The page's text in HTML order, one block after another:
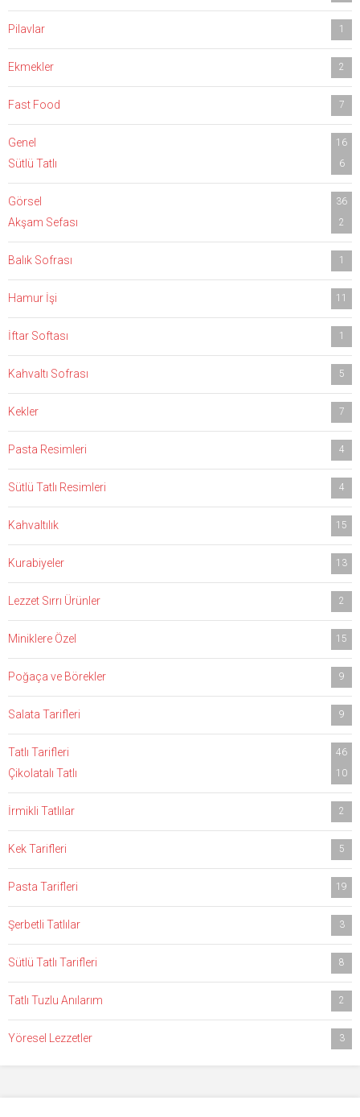
Pilavlar 1
Ekmekler 2
Fast Food 7
Genel 16
Sütlü Tatlı 6
Görsel 36
Akşam Sefası 2
Balık Sofrası 1
Hamur İşi 11
İftar Softası 1
Kahvaltı Sofrası 5
Kekler 7
Pasta Resimleri 4
Sütlü Tatlı Resimleri 4
Kahvaltılık 15
Kurabiyeler 13
Lezzet Sırrı Ürünler 2
Miniklere Özel 15
Poğaça ve Börekler 9
Salata Tarifleri 9
Tatlı Tarifleri 46
Çikolatalı Tatlı 10
İrmikli Tatlılar 2
Kek Tarifleri 5
Pasta Tarifleri 19
Şerbetli Tatlılar 3
Sütlü Tatlı Tarifleri 8
Tatlı Tuzlu Anılarım 2
Yöresel Lezzetler 3